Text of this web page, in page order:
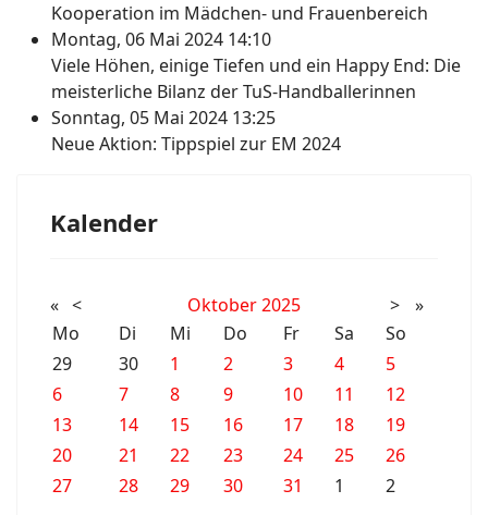
Kooperation im Mädchen- und Frauenbereich
Montag, 06 Mai 2024 14:10
Viele Höhen, einige Tiefen und ein Happy End: Die
meisterliche Bilanz der TuS-Handballerinnen
Sonntag, 05 Mai 2024 13:25
Neue Aktion: Tippspiel zur EM 2024
Kalender
« < Oktober 2025 >
»
Mo
Di Mi Do Fr Sa
So
29
30 1 2 3 4
5
6
7 8 9 10 11
12
13
14 15 16 17 18
19
20
21 22 23 24 25
26
27
28 29 30 31 1 2